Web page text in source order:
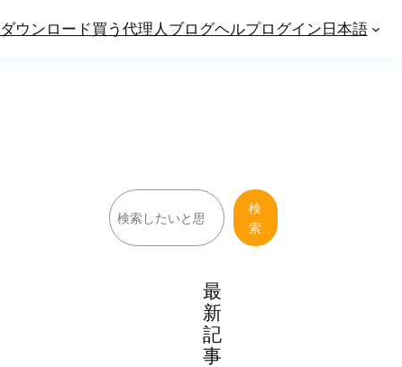
ダウンロード買う 代理人 ブログヘルプログイン日本語
検
索
検
索
最
新
記
事